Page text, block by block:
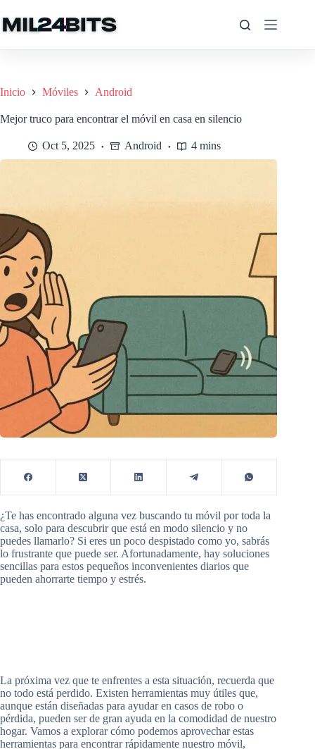
al
contenido
Inicio Móviles Android
Mejor truco para encontrar el móvil en casa en silencio
Oct 5, 2025 Android 4 mins
¿Te has encontrado alguna vez buscando tu móvil por toda la
casa, solo para descubrir que está en modo silencio y no
puedes llamarlo? Si eres un poco despistado como yo, sabrás
lo frustrante que puede ser. Afortunadamente, hay soluciones
sencillas para estos pequeños inconvenientes diarios que
pueden ahorrarte tiempo y estrés.
La próxima vez que te enfrentes a esta situación, recuerda que
no todo está perdido. Existen herramientas muy útiles que,
aunque están diseñadas para ayudar en casos de robo o
pérdida, pueden ser de gran ayuda en la comodidad de nuestro
hogar. Vamos a explorar cómo podemos aprovechar estas
herramientas para encontrar rápidamente nuestro móvil,